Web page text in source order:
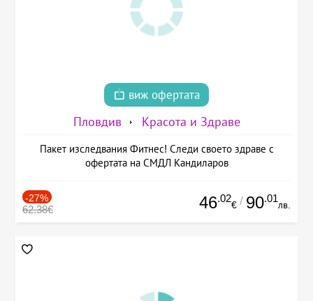
виж офертата
Пловдив Красота и Здраве
Пакет изследвания Фитнес! Следи своето здраве с
офертата на СМДЛ Кандиларов
-27%
62.38€ 46.02
€ / 90.01
лв.